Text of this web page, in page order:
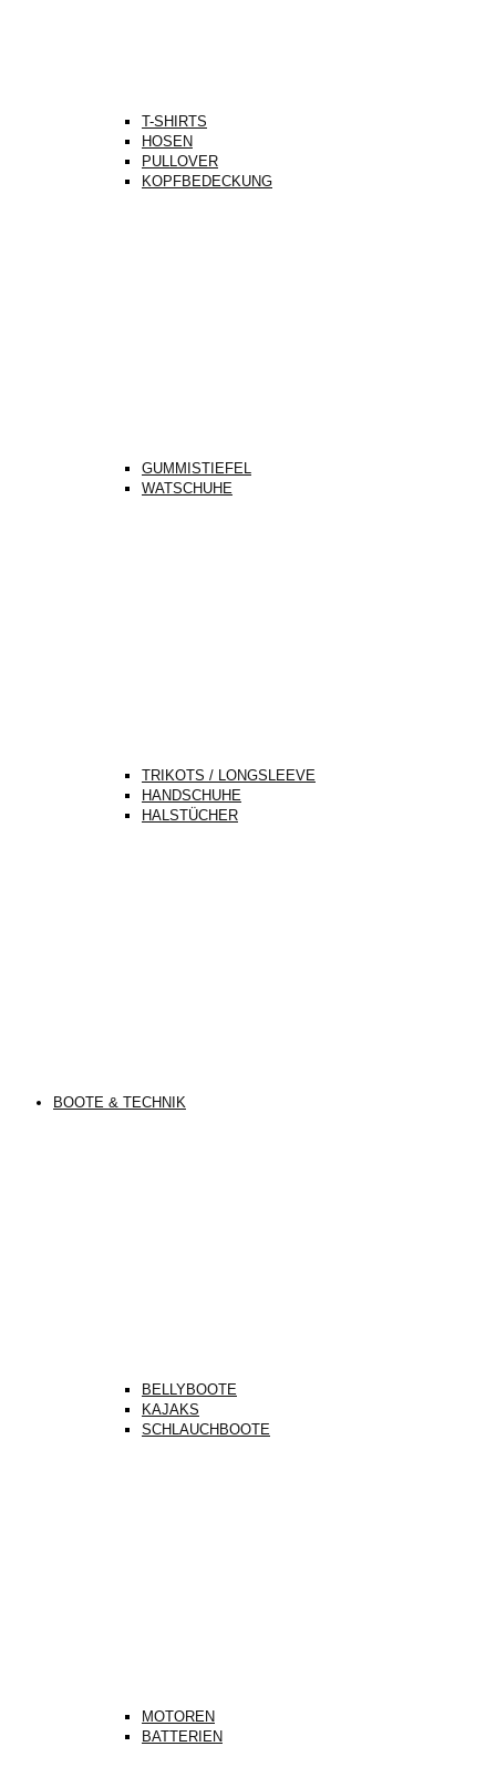
T-SHIRTS
HOSEN
PULLOVER
KOPFBEDECKUNG
GUMMISTIEFEL
WATSCHUHE
TRIKOTS / LONGSLEEVE
HANDSCHUHE
HALSTÜCHER
BOOTE & TECHNIK
BELLYBOOTE
KAJAKS
SCHLAUCHBOOTE
MOTOREN
BATTERIEN